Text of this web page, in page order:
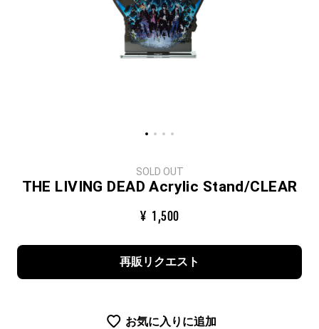
SOLD OUT
THE LIVING DEAD Acrylic Stand/CLEAR
1,500
再販リクエスト
お気に入りに追加